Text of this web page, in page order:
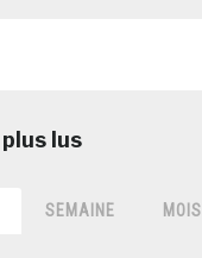
SEMAINE MOIS